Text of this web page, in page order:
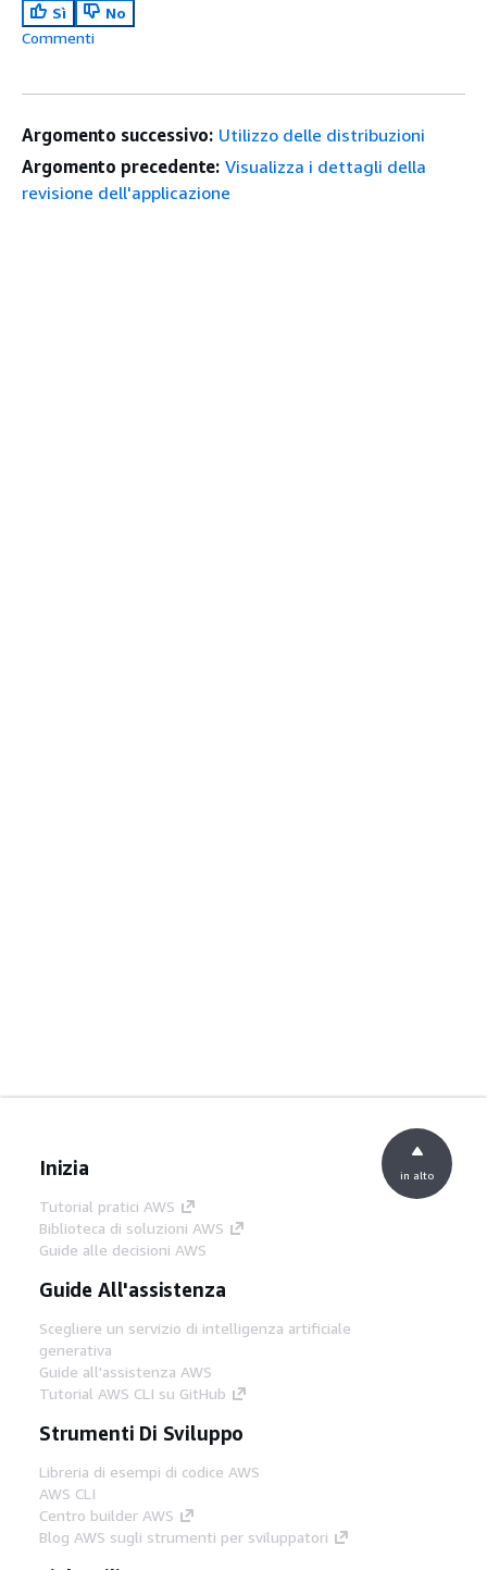
Sì
No
Commenti
Argomento successivo: Utilizzo delle distribuzioni
Argomento precedente: Visualizza i dettagli della
revisione dell'applicazione
Inizia
Tutorial pratici AWS
Biblioteca di soluzioni AWS
Guide alle decisioni AWS
Guide All'assistenza
Scegliere un servizio di intelligenza artificiale
generativa
Guide all'assistenza AWS
Tutorial AWS CLI su GitHub
Strumenti Di Sviluppo
Libreria di esempi di codice AWS
AWS CLI
Centro builder AWS
Blog AWS sugli strumenti per sviluppatori
in alto